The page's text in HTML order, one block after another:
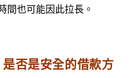
間也可能因此拉長。
否是安全的借款方